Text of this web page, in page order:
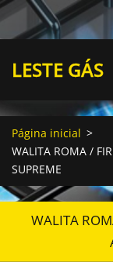
LESTE GÁS
Página inicial >
WALITA ROMA /
SUPREME
WALITA